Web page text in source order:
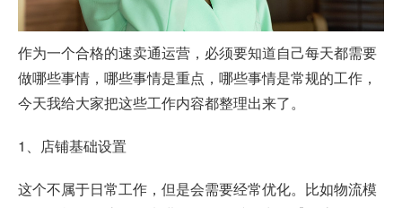
作为一个合格的速卖通运营，必须要知道自己每天都需要
做哪些事情，哪些事情是重点，哪些事情是常规的工作，
今天我给大家把这些工作内容都整理出来了。
1、店铺基础设置
这个不属于日常工作，但是会需要经常优化。比如物流模